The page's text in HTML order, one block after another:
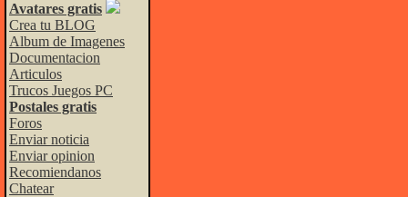
Avatares gratis
Crea tu BLOG
Album de Imagenes
Documentacion
Articulos
Trucos Juegos PC
Postales gratis
Foros
Enviar noticia
Enviar opinion
Recomiendanos
Chatear